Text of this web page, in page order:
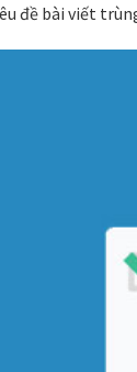
đề bài viết